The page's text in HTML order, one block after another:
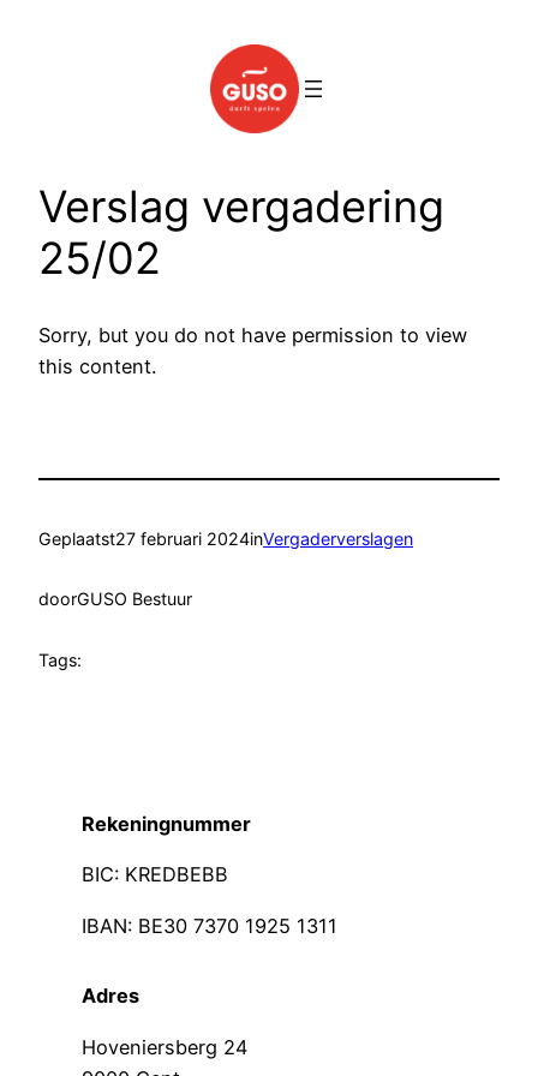
Verslag vergadering
25/02
Sorry, but you do not have permission to view
this content.
Geplaatst27 februari 2024inVergaderverslagen
doorGUSO Bestuur
Tags:
Rekeningnummer
BIC: KREDBEBB
IBAN: BE30 7370 1925 1311
Adres
Hoveniersberg 24